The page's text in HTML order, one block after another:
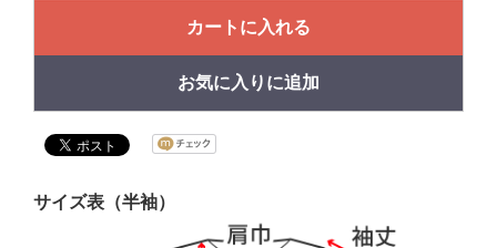
カートに入れる
お気に入りに追加
サイズ表（半袖）